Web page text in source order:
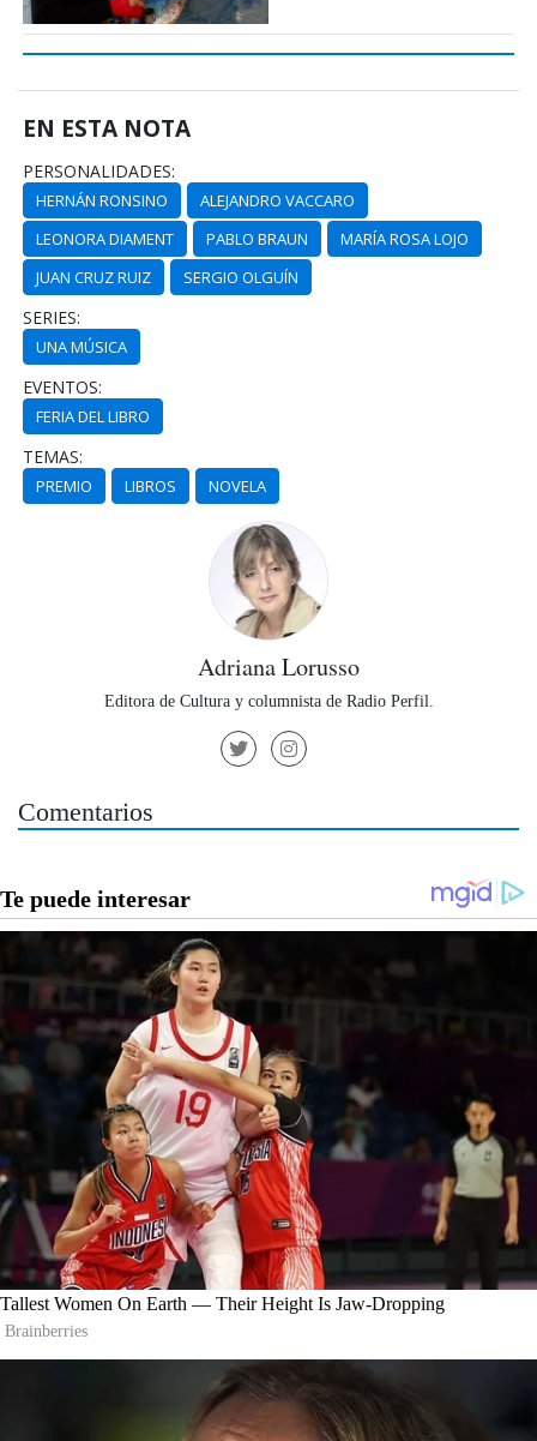
EN ESTA NOTA
PERSONALIDADES:
HERNÁN RONSINO
ALEJANDRO VACCARO
LEONORA DIAMENT
PABLO BRAUN
MARÍA ROSA LOJO
JUAN CRUZ RUIZ
SERGIO OLGUÍN
SERIES:
UNA MÚSICA
EVENTOS:
FERIA DEL LIBRO
TEMAS:
PREMIO LIBROS NOVELA
Adriana Lorusso
Editora de Cultura y columnista de Radio Perfil.
Comentarios